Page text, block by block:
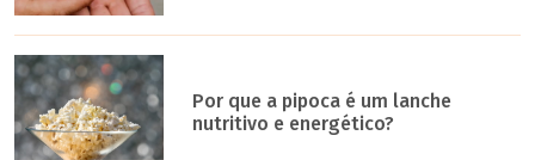
Por que a pipoca é um lanche
nutritivo e energético?